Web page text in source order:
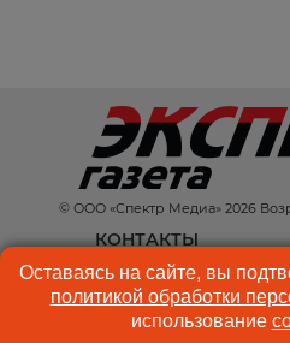
© ООО «Спектр Медиа» 2026
КОНТАКТЫ
КУКИ-ФАЙЛЫ
СОГЛАШЕНИЕ
Оставаясь на сайте, вы
политикой обработки
использование